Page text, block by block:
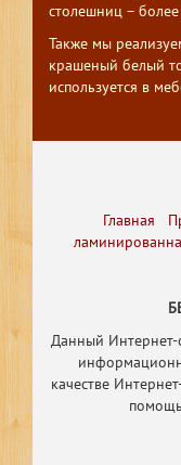
столешниц –
Также мы
крашеный белый
используется в
Главная
Данный Интернет-
качестве